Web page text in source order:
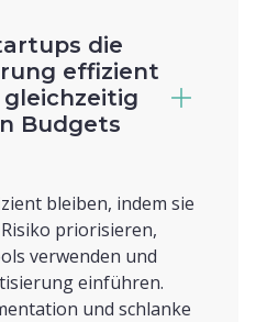
die
effizient
Budgets
bleiben, indem sie
priorisieren,
verwenden und
einführen.
und schlanke